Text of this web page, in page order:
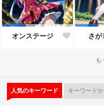
オンステージ さが
も
人気のキーワード キーワード